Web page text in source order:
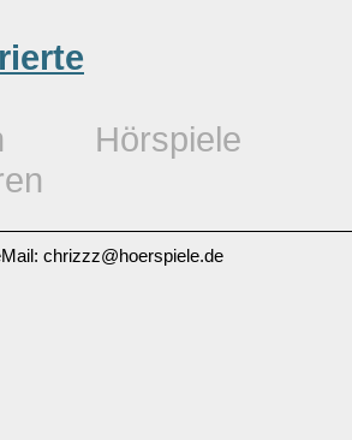
Hörspiele
chrizzz@hoerspiele.de